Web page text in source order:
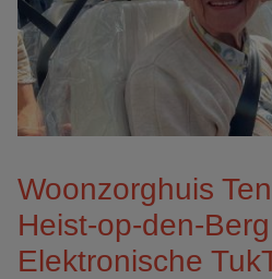
Woonzorghuis
Heist-op-den-
Elektronische